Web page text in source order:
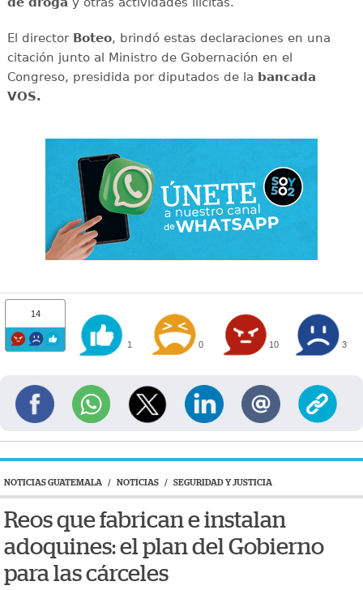
El director Boteo, brindó estas declaraciones en una
citación junto al Ministro de Gobernación en el
Congreso, presidida por diputados de la bancada
VOS.
14
1 0 10 3
NOTICIAS GUATEMALA / NOTICIAS / SEGURIDAD Y JUSTICIA
Reos que fabrican e instalan
adoquines: el plan del Gobierno
para las cárceles